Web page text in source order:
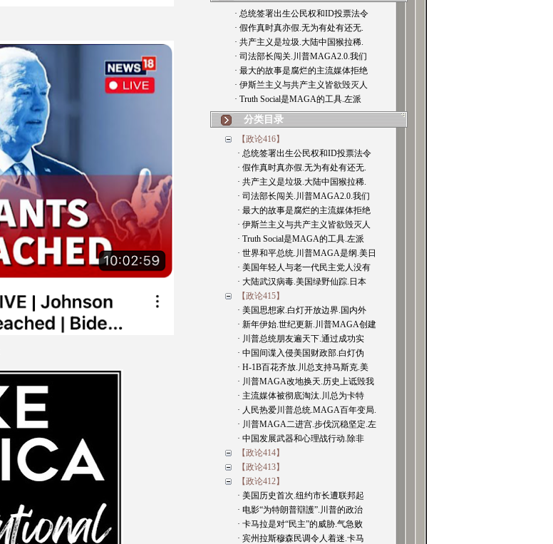
· 总统签署出生公民权和ID投票法令
· 假作真时真亦假.无为有处有还无.
· 共产主义是垃圾.大陆中国猴拉稀.
· 司法部长闯关.川普MAGA2.0.我们
· 最大的故事是腐烂的主流媒体拒绝
· 伊斯兰主义与共产主义皆欲毁灭人
· Truth Social是MAGA的工具.左派
分类目录
【政论416】
· 总统签署出生公民权和ID投票法令
· 假作真时真亦假.无为有处有还无.
· 共产主义是垃圾.大陆中国猴拉稀.
· 司法部长闯关.川普MAGA2.0.我们
· 最大的故事是腐烂的主流媒体拒绝
· 伊斯兰主义与共产主义皆欲毁灭人
· Truth Social是MAGA的工具.左派
· 世界和平总统.川普MAGA是纲.美日
· 美国年轻人与老一代民主党人没有
· 大陆武汉病毒.美国绿野仙踪.日本
【政论415】
· 美国思想家.白灯开放边界.国内外
· 新年伊始.世纪更新.川普MAGA创建
· 川普总统朋友遍天下.通过成功实
· 中国间谍入侵美国财政部.白灯伪
· H-1B百花齐放.川总支持马斯克.美
· 川普MAGA改地换天.历史上诋毁我
· 主流媒体被彻底淘汰.川总为卡特
· 人民热爱川普总统.MAGA百年变局.
· 川普MAGA二进宫.步伐沉稳坚定.左
· 中国发展武器和心理战行动.除非
【政论414】
【政论413】
【政论412】
· 美国历史首次.纽约市长遭联邦起
· 电影“为特朗普辯護”.川普的政治
· 卡马拉是对“民主”的威胁.气急败
· 宾州拉斯穆森民调令人着迷.卡马